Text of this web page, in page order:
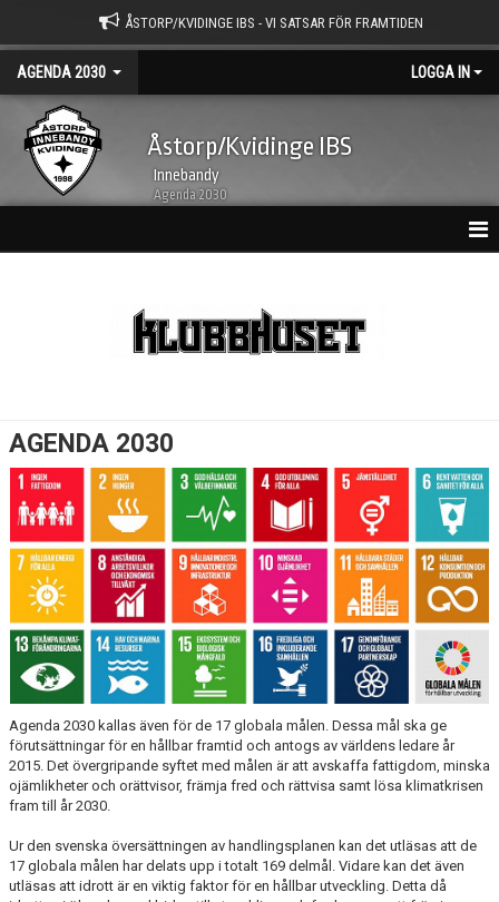
ÅSTORP/KVIDINGE IBS - VI SATSAR FÖR FRAMTIDEN
AGENDA 2030 LOGGA IN
Åstorp/Kvidinge IBS
Innebandy
Agenda 2030
ALLA FÅR VARA MED - 3V
DOKUMENT
MENTAL TRÄNING
AGENDA 2030
Agenda 2030 kallas även för de 17 globala målen. Dessa mål ska ge
förutsättningar för en hållbar framtid och antogs av världens ledare år
2015. Det övergripande syftet med målen är att avskaffa fattigdom, minska
ojämlikheter och orättvisor, främja fred och rättvisa samt lösa klimatkrisen
fram till år 2030.
Ur den svenska översättningen av handlingsplanen kan det utläsas att de
17 globala målen har delats upp i totalt 169 delmål. Vidare kan det även
utläsas att idrott är en viktig faktor för en hållbar utveckling. Detta då